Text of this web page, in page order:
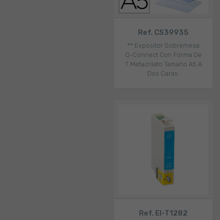
Ref. CS39935
** Expositor Sobremesa
Q-Connect Con Forma De
T Metacrilato Tamaño A5 A
Dos Caras.
Ref. EI-T1282